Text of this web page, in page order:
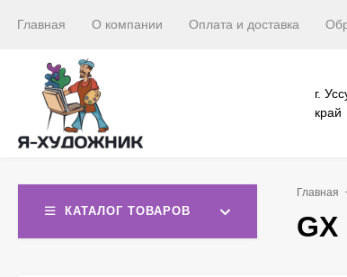
Главная О компании Оплата и доставка
г.
край
КАТАЛОГ ТОВАРОВ
Главная